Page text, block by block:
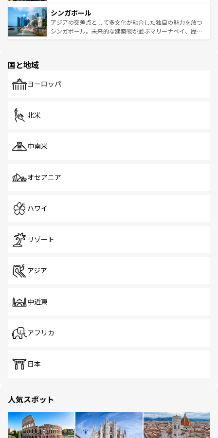
参照してほしい。
激する。気候は一年中温暖で、どの季節にも異なる楽しみ
が待っている。親しみやすいタイの人々、仏教を中心とし
た文化、そして多様な観光資源が、訪れる旅人を魅了し続
み、どこを訪れても感動するはず。観光スポットが密集し
ており、効率よく見どころを回れるのも魅力。息をのむよ
うな絶景から文化的な体験まで、香港を存分に楽しみ尽く
シンガポール
アジアの交差点として多文化が融合した独自の魅力を放つ
シンガポール。未来的な建築物が並ぶマリーナベイ、歴史
で、ホーカーズは地元の風情を楽しめる外せないスポット
国と地域
ヨーロッパ
北米
中南米
オセアニア
ハワイ
リゾート
アジア
中近東
アフリカ
日本
人気スポット